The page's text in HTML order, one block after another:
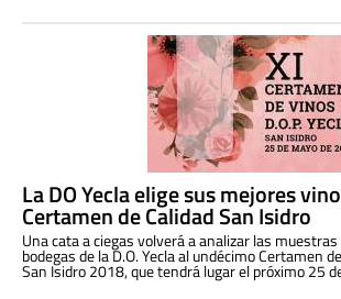
La DO Yecla elige sus mejores
Certamen de Calidad San Isidro
Una cata a ciegas volverá a analizar las
bodegas de la D.O. Yecla al undécimo Certamen
San Isidro 2018, que tendrá lugar el próximo 25